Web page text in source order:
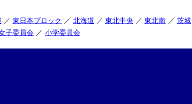
東日本ブロック 北海道 東北中央 東北南 茨城
子委員会 小学委員会